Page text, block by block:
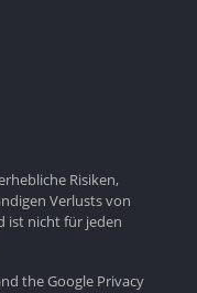
Risiken,
Verlusts von
ist nicht für jeden
the Google Privacy